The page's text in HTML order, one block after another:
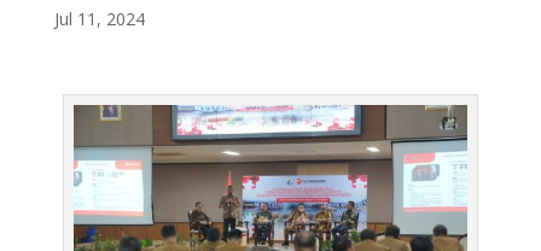
Jul 11, 2024